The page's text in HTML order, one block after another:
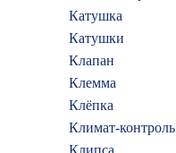
Катушка
Катушки
Клапан
Клемма
Клёпка
Климат-контроль
Клипса